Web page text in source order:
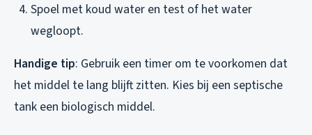
Spoel met koud water en test of het water
wegloopt.
Handige tip: Gebruik een timer om te voorkomen dat
het middel te lang blijft zitten. Kies bij een septische
tank een biologisch middel.